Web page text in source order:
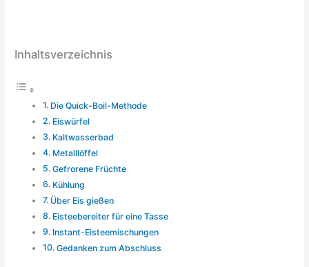
Inhaltsverzeichnis
Die Quick-Boil-Methode
Eiswürfel
Kaltwasserbad
Metalllöffel
Gefrorene Früchte
Kühlung
Über Eis gießen
Eisteebereiter für eine Tasse
Instant-Eisteemischungen
Gedanken zum Abschluss